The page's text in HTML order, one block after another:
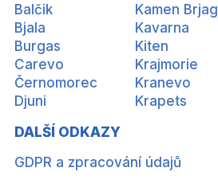
Balčik
Bjala
Burgas
Carevo
Černomorec
Djuni
Kamen Brjag
Kavarna
Kiten
Krajmorie
Kranevo
Krapets
DALŠÍ ODKAZY
GDPR a zpracování údajů